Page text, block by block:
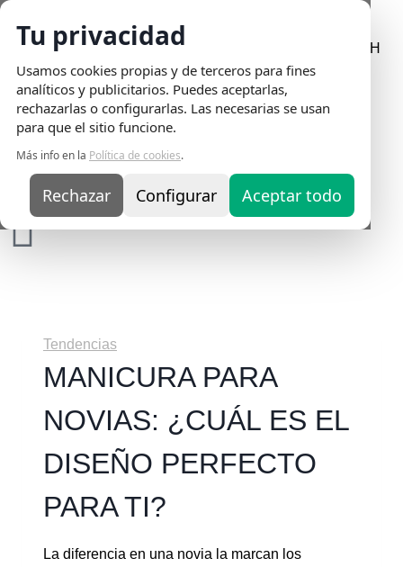
Tu privacidad
Usamos cookies propias y de terceros para fines
analíticos y publicitarios. Puedes aceptarlas,
rechazarlas o configurarlas. Las necesarias se usan
para que el sitio funcione.
Más info en la Política de cookies.
Rechazar Configurar Aceptar todo
Envio Gratisen pedidos superiores a 75€ | Entrega en 24H
Tendencias
MANICURA PARA
NOVIAS: ¿CUÁL ES EL
DISEÑO PERFECTO
PARA TI?
La diferencia en una novia la marcan los